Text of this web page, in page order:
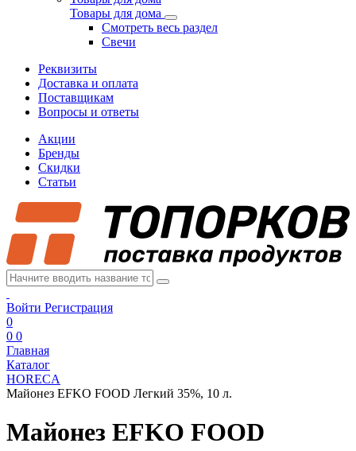
Товары для дома
Смотреть весь раздел
Свечи
Реквизиты
Доставка и оплата
Поставщикам
Вопросы и ответы
Акции
Бренды
Скидки
Статьи
Войти Регистрация
0
0 0
Главная
Каталог
HORECA
Майонез EFKO FOOD Легкий 35%, 10 л.
Майонез EFKO FOOD